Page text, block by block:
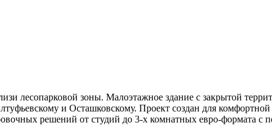
лесопарковой зоны. Малоэтажное здание с закрытой
и Осташковскому. Проект создан для
решений от студий до 3-х комнатных евро-формата с